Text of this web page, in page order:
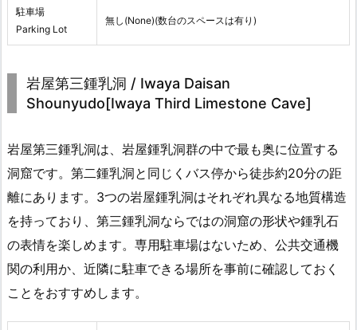
駐車場
Parking Lot
無し(None)(数台のスペースは有り)
岩屋第三鍾乳洞 / Iwaya Daisan
Shounyudo[Iwaya Third Limestone Cave]
岩屋第三鍾乳洞は、岩屋鍾乳洞群の中で最も奥に位置する
洞窟です。第二鍾乳洞と同じくバス停から徒歩約20分の距
離にあります。3つの岩屋鍾乳洞はそれぞれ異なる地質構造
を持っており、第三鍾乳洞ならではの洞窟の形状や鍾乳石
の表情を楽しめます。専用駐車場はないため、公共交通機
関の利用か、近隣に駐車できる場所を事前に確認しておく
ことをおすすめします。